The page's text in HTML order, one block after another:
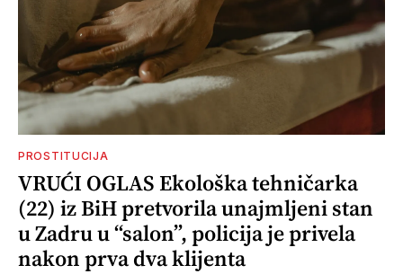
PROSTITUCIJA
VRUĆI OGLAS Ekološka tehničarka
(22) iz BiH pretvorila unajmljeni stan
u Zadru u “salon”, policija je privela
nakon prva dva klijenta